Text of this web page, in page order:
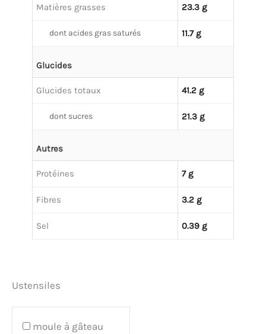
Matières grasses 23.3 g
dont acides gras saturés 11.7 g
Glucides
Glucides totaux 41.2 g
dont sucres 21.3 g
Autres
Protéines 7 g
Fibres 3.2 g
Sel 0.39 g
Ustensiles
moule à gâteau